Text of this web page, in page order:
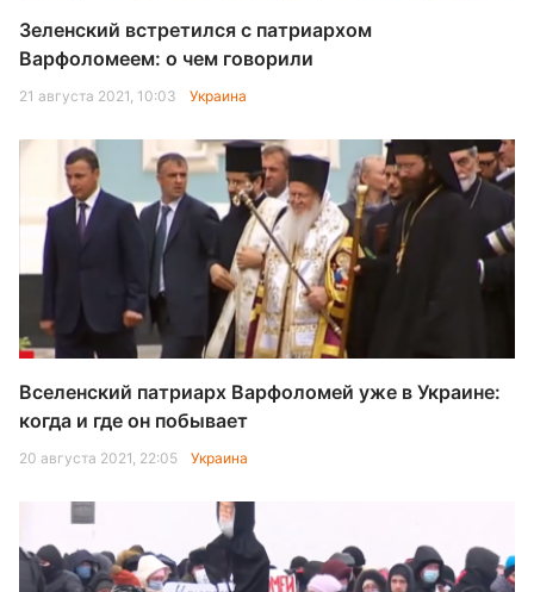
Зеленский встретился с патриархом
Варфоломеем: о чем говорили
21 августа 2021, 10:03 Украина
Вселенский патриарх Варфоломей уже в Украине:
когда и где он побывает
20 августа 2021, 22:05 Украина